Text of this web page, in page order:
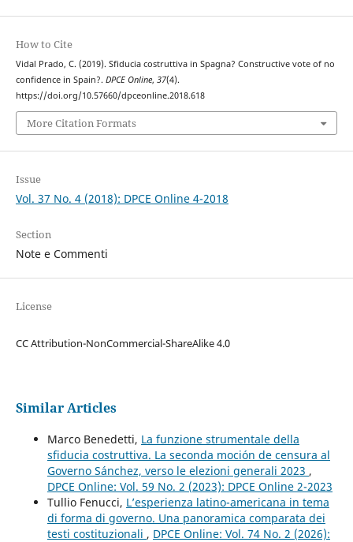
How to Cite
Vidal Prado, C. (2019). Sfiducia costruttiva in Spagna? Constructive vote of no
confidence in Spain?. DPCE Online, 37(4).
https://doi.org/10.57660/dpceonline.2018.618
More Citation Formats
Issue
Vol. 37 No. 4 (2018): DPCE Online 4-2018
Section
Note e Commenti
License
CC Attribution-NonCommercial-ShareAlike 4.0
Similar Articles
Marco Benedetti, La funzione strumentale della
sfiducia costruttiva. La seconda moción de censura al
Governo Sánchez, verso le elezioni generali 2023 ,
DPCE Online: Vol. 59 No. 2 (2023): DPCE Online 2-2023
Tullio Fenucci, L’esperienza latino-americana in tema
di forma di governo. Una panoramica comparata dei
testi costituzionali , DPCE Online: Vol. 74 No. 2 (2026):